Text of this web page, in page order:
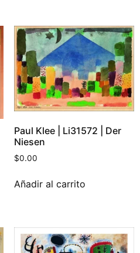
Paul Klee | Li31572 | Der
Niesen
$0.00
Añadir al carrito